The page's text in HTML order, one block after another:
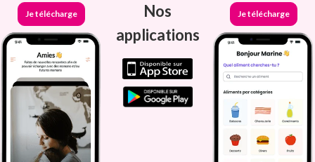
Je télécharge
Nos
applications
Je télécharge